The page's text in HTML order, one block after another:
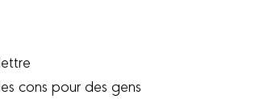
cons pour des gens